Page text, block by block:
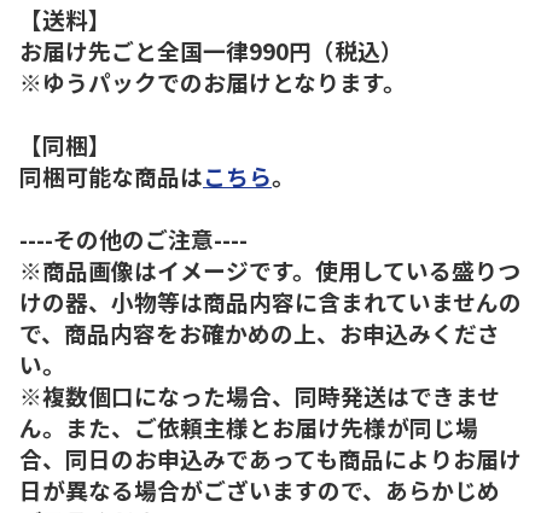
【送料】
お届け先ごと全国一律990円（税込）
※ゆうパックでのお届けとなります。
【同梱】
同梱可能な商品はこちら。
----その他のご注意----
※商品画像はイメージです。使用している盛りつ
けの器、小物等は商品内容に含まれていませんの
で、商品内容をお確かめの上、お申込みくださ
い。
※複数個口になった場合、同時発送はできませ
ん。また、ご依頼主様とお届け先様が同じ場
合、同日のお申込みであっても商品によりお届け
日が異なる場合がございますので、あらかじめ